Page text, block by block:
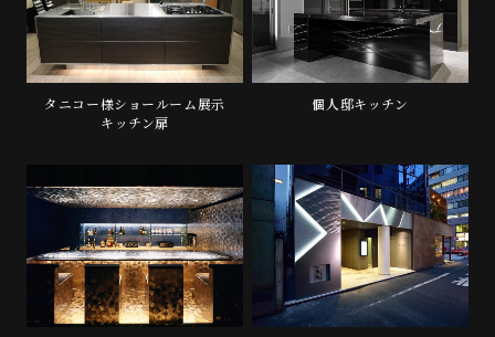
タニコー様ショールーム展示
キッチン扉
個人邸キッチン